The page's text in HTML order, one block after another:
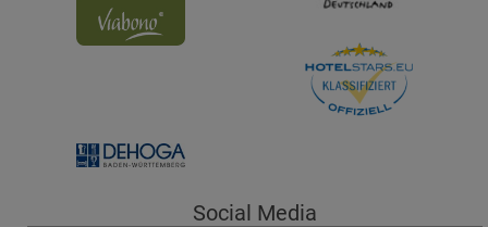
Social Media